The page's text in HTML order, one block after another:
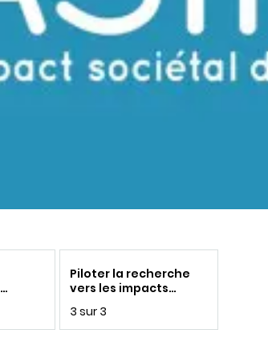
Piloter la recherche
vers les impacts
méthode ASIRPA en
temps réel
3 sur 3